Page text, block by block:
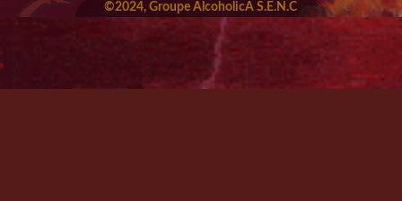
©2024, Groupe AlcoholicA S.E.N.C